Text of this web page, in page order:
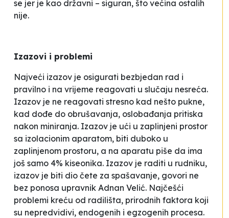
se jer je kao državni – siguran, što većina ostalih
nije.
Izazovi i problemi
Najveći izazov je osigurati bezbjedan rad i
pravilno i na vrijeme reagovati u slučaju nesreća.
Izazov je ne reagovati stresno kad nešto pukne,
kad dođe do obrušavanja, oslobađanja pritiska
nakon miniranja. Izazov je ući u zaplinjeni prostor
sa izolacionim aparatom, biti duboko u
zaplinjenom prostoru, a na aparatu piše da ima
još samo 4% kiseonika. Izazov je raditi u rudniku,
izazov je biti dio čete za spašavanje, govori ne
bez ponosa upravnik Adnan Velić. Najčešći
problemi kreću od radilišta, prirodnih faktora koji
su nepredvidivi, endogenih i egzogenih procesa.